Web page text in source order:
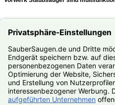
Was mache ich, wenn mein
Nutzen Sie unseren#Reparaturservice
reparieren wir Ihnen zum #Festpreis.
© SauberSaugen.de – Ihr
Ersatzteile passend für Vorwerk
*gilt für Lieferungen innerhalb